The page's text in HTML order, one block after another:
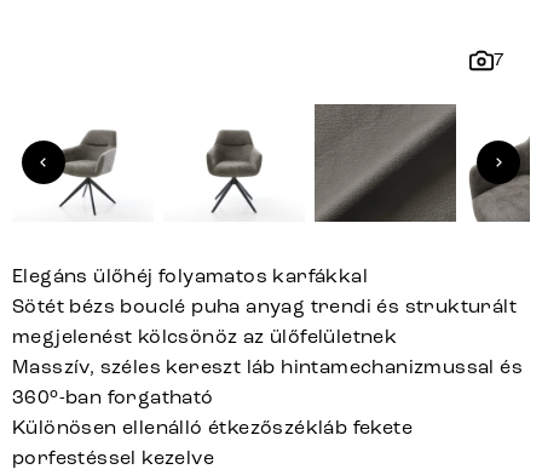
7
Elegáns ülőhéj folyamatos karfákkal
Sötét bézs bouclé puha anyag trendi és strukturált
megjelenést kölcsönöz az ülőfelületnek
Masszív, széles kereszt láb hintamechanizmussal és
360°-ban forgatható
Különösen ellenálló étkezőszékláb fekete
porfestéssel kezelve